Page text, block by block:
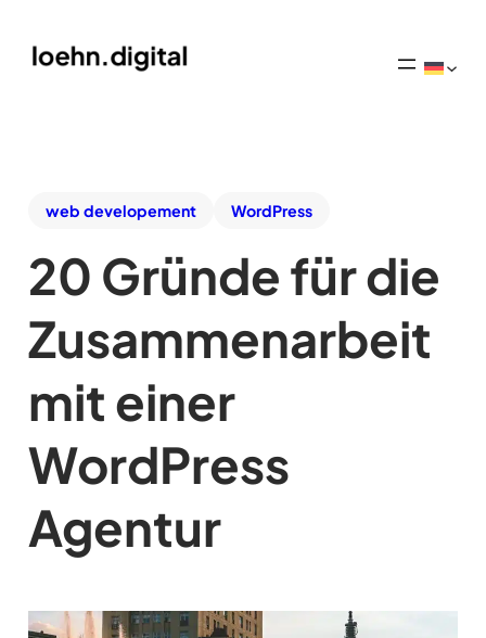
web developement WordPress
20 Gründe für die
Zusammenarbeit
mit einer
WordPress
Agentur